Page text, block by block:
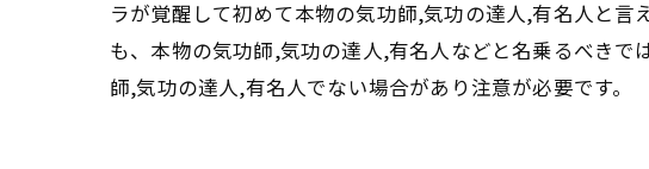
ラが覚醒して初めて本物の気功師,気功の達人,有名人と
も、本物の気功師,気功の達人,有名人などと名乗るべき
師,気功の達人,有名人でない場合があり注意が必要です。